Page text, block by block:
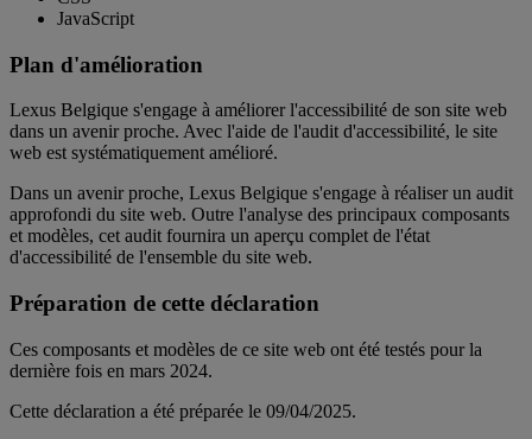
JavaScript
Plan d'amélioration
Lexus Belgique s'engage à améliorer l'accessibilité de son site web
dans un avenir proche. Avec l'aide de l'audit d'accessibilité, le site
web est systématiquement amélioré.
Dans un avenir proche, Lexus Belgique s'engage à réaliser un audit
approfondi du site web. Outre l'analyse des principaux composants
et modèles, cet audit fournira un aperçu complet de l'état
d'accessibilité de l'ensemble du site web.
Préparation de cette déclaration
Ces composants et modèles de ce site web ont été testés pour la
dernière fois en mars 2024.
Cette déclaration a été préparée le 09/04/2025.